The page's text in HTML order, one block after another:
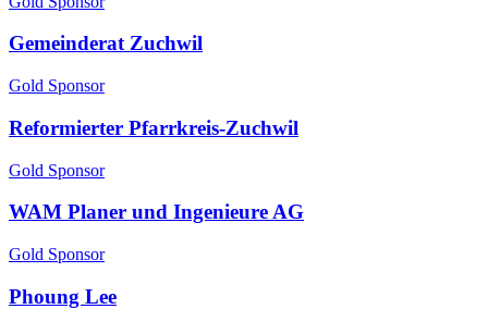
Gemeinderat Zuchwil
Gold Sponsor
Reformierter Pfarrkreis-Zuchwil
Gold Sponsor
WAM Planer und Ingenieure AG
Gold Sponsor
Phoung Lee